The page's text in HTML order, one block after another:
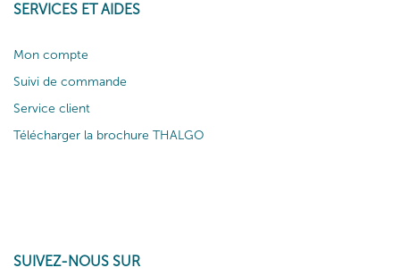
SERVICES ET AIDES
Mon compte
Suivi de commande
Service client
Télécharger la brochure THALGO
SUIVEZ-NOUS SUR